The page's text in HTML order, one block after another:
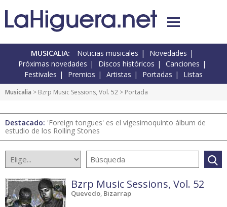
MUSICALIA: Noticias musicales
Novedades
Próximas novedades
Discos históricos
Canciones
Festivales
Premios Artistas Portadas Listas
Musicalia > Bzrp Music Sessions, Vol. 52 > Portada
Destacado: 'Foreign tongues' es el vigesimoquinto álbum de
estudio de los Rolling Stones
Bzrp Music Sessions, Vol. 52
Quevedo, Bizarrap